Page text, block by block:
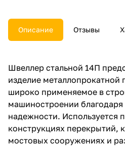
Описание Отзывы
Швеллер стальной 14П
изделие
широко применяемое в
машиностроении
надежности. Используется
конструкциях перекрытий,
мостовых сооружениях и